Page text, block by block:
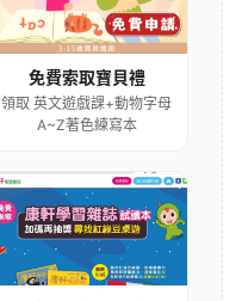
免費索取寶貝禮
領取 英文遊戲課+動物字母
A~Z著色練寫本